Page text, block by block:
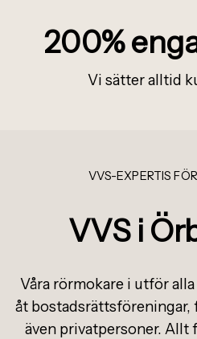
200%
Vi sätter alltid
VVS-EXPERTIS
VVS i
Våra rörmokare i utför
åt
även privatpersoner. Allt